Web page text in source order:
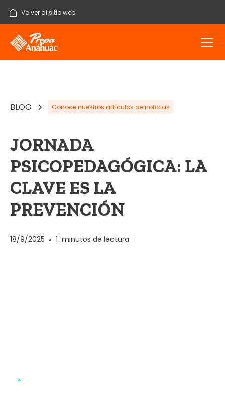
Volver al sitio web
BLOG Conoce nuestros artículos de noticias
JORNADA
PSICOPEDAGÓGICA: LA
CLAVE ES LA
PREVENCIÓN
18/9/2025 • 1 minutos de lectura